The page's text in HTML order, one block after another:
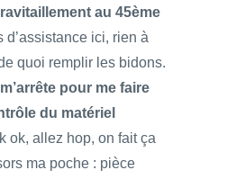
au 45ème
d’assistance ici, rien à
quoi remplir les bidons.
pour me faire
du matériel
ok, allez hop, on fait ça
ma poche : pièce